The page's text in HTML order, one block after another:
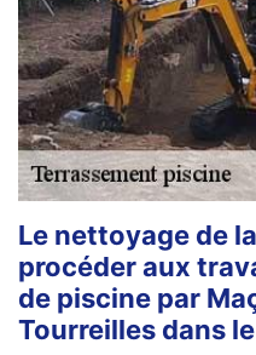
Le nettoyage de
procéder aux
de piscine par
Tourreilles dans